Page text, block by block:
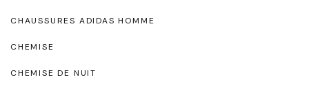
CHAUSSURES ADIDAS HOMME
CHEMISE
CHEMISE DE NUIT